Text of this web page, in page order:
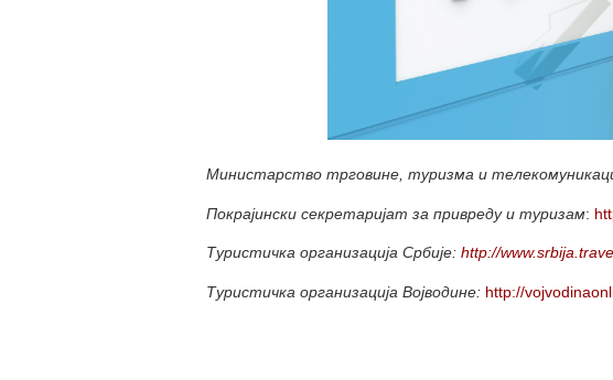
Министарство трговине, туризма и
Покрајински секретаријат за привреду и туризам:
Туристичка организација Србије: http://
Туристичка организација Војводине: http://